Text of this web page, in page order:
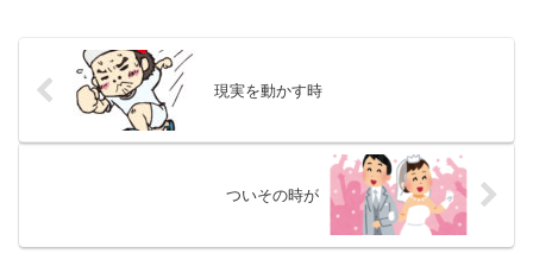
現実を動かす時
ついその時が